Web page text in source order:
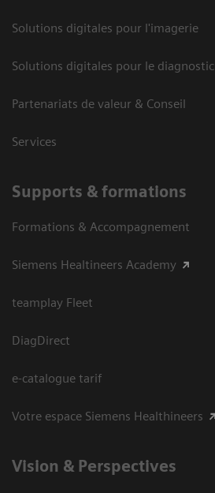
Solutions digitales pour l'imagerie
Solutions digitales pour le diagnostic
Partenariats de valeur & Conseil
Services
Supports & formations
Formations & Accompagnement
Siemens Healtineers Academy
teamplay Fleet
DiagDirect
e-catalogue tarif
Votre espace Siemens Healthineers
Vision ​& Perspectives